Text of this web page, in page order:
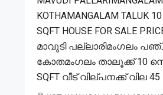
KOTHAMANGALAM TALUK
SQFT HOUSE FOR SALE
മാവുടി പല്ലാരിമംഗലം
കോതമംഗലം താലൂക്ക് 10
SQFT വീട് വില്പനക്ക് വില